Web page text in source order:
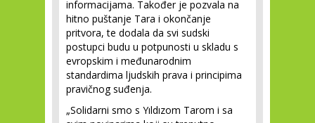
informacijama. Također je pozvala na
hitno puštanje Tara i okončanje
pritvora, te dodala da svi sudski
postupci budu u potpunosti u skladu s
evropskim i međunarodnim
standardima ljudskih prava i principima
pravičnog suđenja.
„Solidarni smo s Yıldızom Tarom i sa